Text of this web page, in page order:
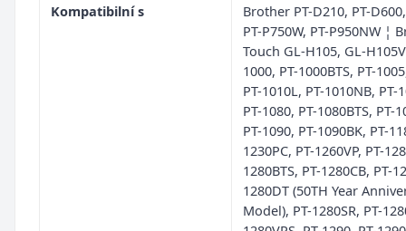
Kompatibilní s
Brother PT-D210, PT-
PT-P750W, PT-P950NW ¦
Touch GL-H105, GL-
1000, PT-1000BTS, PT-
PT-1010L, PT-1010NB, PT-
PT-1080, PT-1080BTS, PT-
PT-1090, PT-1090BK, PT-
1230PC, PT-1260VP, PT-
1280BTS, PT-1280CB, PT-
1280DT (50TH Year
Model), PT-1280SR, PT-